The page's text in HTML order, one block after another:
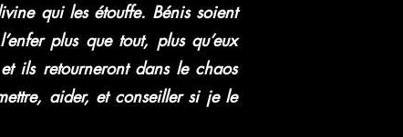
qui les étouffe. Bénis soient
plus que tout, plus qu’eux
ils retourneront dans le chaos
aider, et conseiller si je le